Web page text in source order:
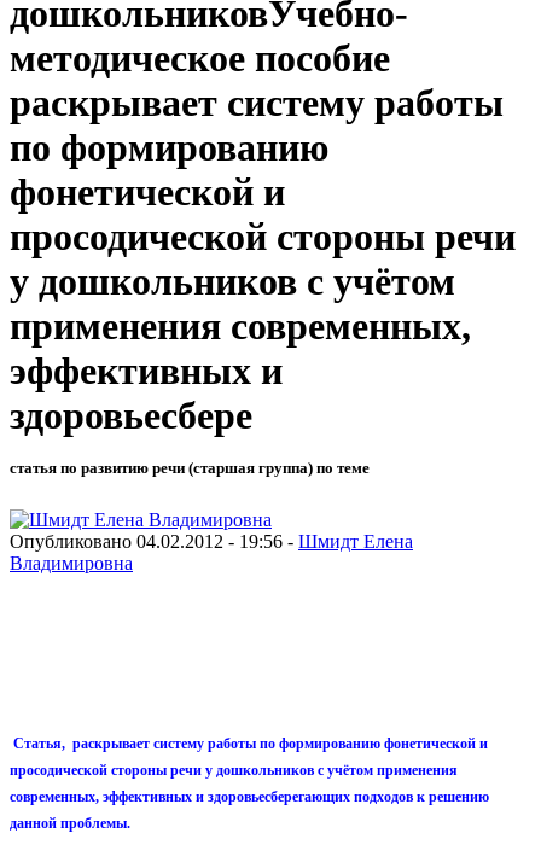
дошкольниковУчебно-
методическое пособие
раскрывает систему работы
по формированию
фонетической и
просодической стороны речи
у дошкольников с учётом
применения современных,
эффективных и
здоровьесбере
статья по развитию речи (старшая группа) по теме
Опубликовано 04.02.2012 - 19:56 - Шмидт Елена
Владимировна
Статья, раскрывает систему работы по формированию фонетической и
просодической стороны речи у дошкольников с учётом применения
современных, эффективных и здоровьесберегающих подходов к решению
данной проблемы.